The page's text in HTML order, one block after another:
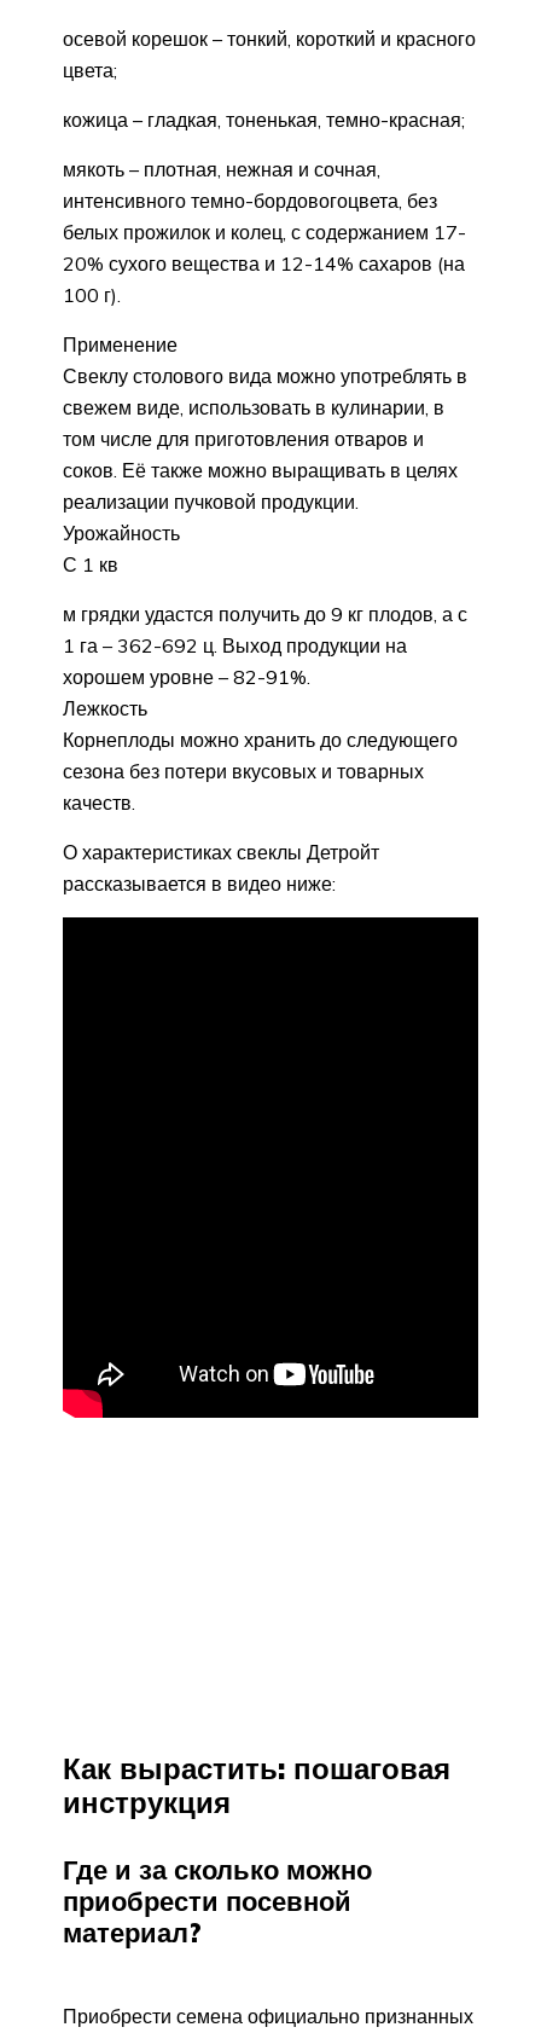
осевой корешок – тонкий, короткий и красного
цвета;
кожица – гладкая, тоненькая, темно-красная;
мякоть – плотная, нежная и сочная,
интенсивного темно-бордовогоцвета, без
белых прожилок и колец, с содержанием 17-
20% сухого вещества и 12-14% сахаров (на
100 г).
Применение
Свеклу столового вида можно употреблять в
свежем виде, использовать в кулинарии, в
том числе для приготовления отваров и
соков. Её также можно выращивать в целях
реализации пучковой продукции.
Урожайность
С 1 кв
м грядки удастся получить до 9 кг плодов, а с
1 га – 362-692 ц. Выход продукции на
хорошем уровне – 82-91%.
Лежкость
Корнеплоды можно хранить до следующего
сезона без потери вкусовых и товарных
качеств.
О характеристиках свеклы Детройт
рассказывается в видео ниже:
Как вырастить: пошаговая
инструкция
Где и за сколько можно
приобрести посевной
материал?
Приобрести семена официально признанных